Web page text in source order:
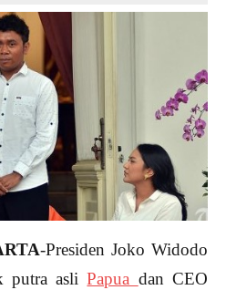
-Presiden Joko Widodo
putra asliPapua dan CEO